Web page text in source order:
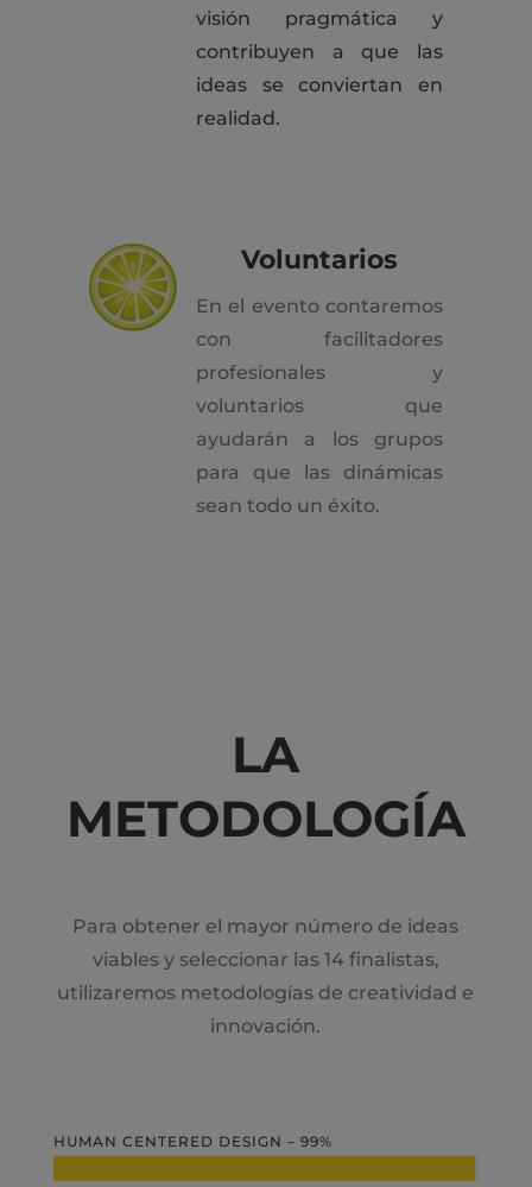
visión pragmática y
contribuyen a que las
ideas se conviertan en
realidad.
Voluntarios
En el evento contaremos
con facilitadores
profesionales y
voluntarios que
ayudarán a los grupos
para que las dinámicas
sean todo un éxito.
LA
METODOLOGÍA
Para obtener el mayor número de ideas
viables y seleccionar las 14 finalistas,
utilizaremos metodologías de creatividad e
innovación.
HUMAN CENTERED DESIGN – 99%